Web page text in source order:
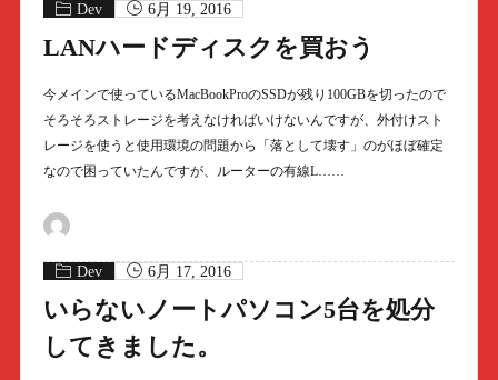
Dev 6月 19, 2016
LANハードディスクを買おう
今メインで使っているMacBookProのSSDが残り100GBを切ったので
そろそろストレージを考えなければいけないんですが、外付けスト
レージを使うと使用環境の問題から「落として壊す」のがほぼ確定
なので困っていたんですが、ルーターの有線L……
Dev 6月 17, 2016
いらないノートパソコン5台を処分
してきました。